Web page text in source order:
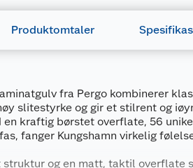
Produktomtaler
fra Pergo kombinerer
slitestyrke og gir et stilrent og
kraftig børstet overflate, 56
fanger Kungshamn virkelig
og en matt, taktil overflate